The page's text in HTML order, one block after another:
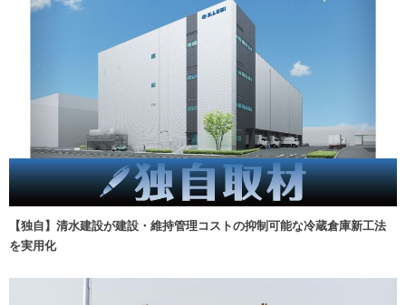
【独自】清水建設が建設・維持管理コストの抑制可能な冷蔵倉庫新工法
を実用化